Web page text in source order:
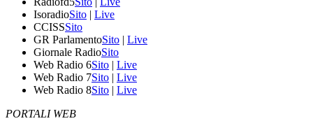
IsoradioSito | Live
CCISSSito
GR ParlamentoSito | Live
Giornale RadioSito
Web Radio 6Sito | Live
Web Radio 7Sito | Live
Web Radio 8Sito | Live
PORTALI WEB